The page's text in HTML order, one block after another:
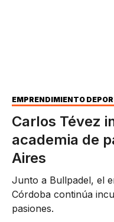
EMPRENDIMIENTO
Carlos Tévez
academia de
Aires
Junto a Bullpadel, el
Córdoba continúa
pasiones.